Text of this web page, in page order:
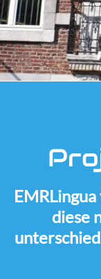
Projektpartner
Lehrende
diese